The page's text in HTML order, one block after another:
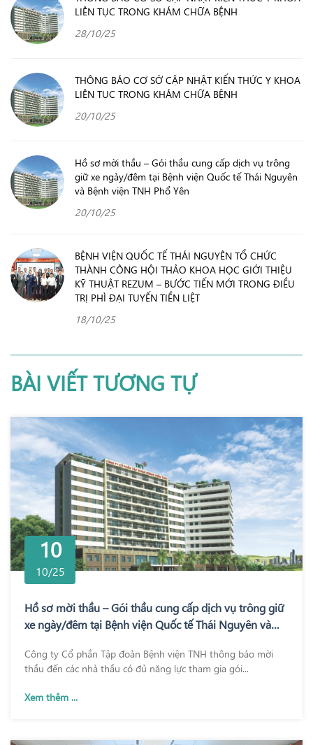
LIÊN TỤC TRONG KHÁM CHỮA BỆNH
28/10/25
THÔNG BÁO CƠ SỞ CẬP NHẬT KIẾN THỨC Y KHOA
LIÊN TỤC TRONG KHÁM CHỮA BỆNH
20/10/25
Hồ sơ mời thầu – Gói thầu cung cấp dịch vụ trông
giữ xe ngày/đêm tại Bệnh viện Quốc tế Thái Nguyên
và Bệnh viện TNH Phổ Yên
20/10/25
BỆNH VIỆN QUỐC TẾ THÁI NGUYÊN TỔ CHỨC
THÀNH CÔNG HỘI THẢO KHOA HỌC GIỚI THIỆU
KỸ THUẬT REZUM – BƯỚC TIẾN MỚI TRONG ĐIỀU
TRỊ PHÌ ĐẠI TUYẾN TIỀN LIỆT
18/10/25
BÀI VIẾT TƯƠNG TỰ
10
10/25
Hồ sơ mời thầu – Gói thầu cung cấp dịch vụ trông giữ
xe ngày/đêm tại Bệnh viện Quốc tế Thái Nguyên và
Công ty Cổ phần Tập đoàn Bệnh viện TNH thông báo mời
thầu đến các nhà thầu có đủ năng lực tham gia gói...
Xem thêm ...